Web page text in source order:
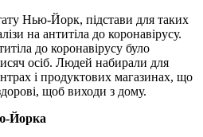
Нью-Йорк, підстави для таких
на антитіла до коронавірусу.
до коронавірусу було
осіб. Людей набирали для
і продуктових магазинах, що
щоб виходи з дому.
Йорка